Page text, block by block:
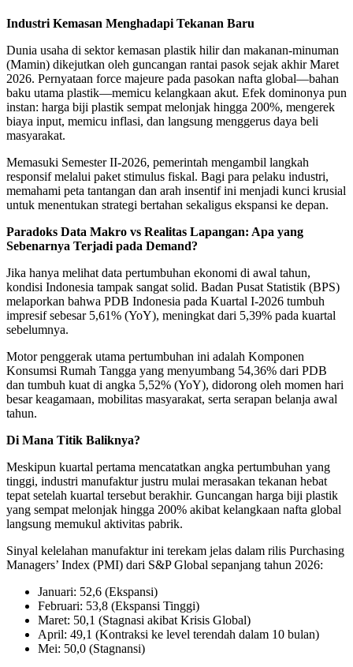
Industri Kemasan Menghadapi Tekanan Baru
Dunia usaha di sektor kemasan plastik hilir dan makanan-minuman
(Mamin) dikejutkan oleh guncangan rantai pasok sejak akhir Maret
2026. Pernyataan force majeure pada pasokan nafta global—bahan
baku utama plastik—memicu kelangkaan akut. Efek dominonya pun
instan: harga biji plastik sempat melonjak hingga 200%, mengerek
biaya input, memicu inflasi, dan langsung menggerus daya beli
masyarakat.
Memasuki Semester II-2026, pemerintah mengambil langkah
responsif melalui paket stimulus fiskal. Bagi para pelaku industri,
memahami peta tantangan dan arah insentif ini menjadi kunci krusial
untuk menentukan strategi bertahan sekaligus ekspansi ke depan.
Paradoks Data Makro vs Realitas Lapangan: Apa yang
Sebenarnya Terjadi pada Demand?
Jika hanya melihat data pertumbuhan ekonomi di awal tahun,
kondisi Indonesia tampak sangat solid. Badan Pusat Statistik (BPS)
melaporkan bahwa PDB Indonesia pada Kuartal I-2026 tumbuh
impresif sebesar 5,61% (YoY), meningkat dari 5,39% pada kuartal
sebelumnya.
Motor penggerak utama pertumbuhan ini adalah Komponen
Konsumsi Rumah Tangga yang menyumbang 54,36% dari PDB
dan tumbuh kuat di angka 5,52% (YoY), didorong oleh momen hari
besar keagamaan, mobilitas masyarakat, serta serapan belanja awal
tahun.
Di Mana Titik Baliknya?
Meskipun kuartal pertama mencatatkan angka pertumbuhan yang
tinggi, industri manufaktur justru mulai merasakan tekanan hebat
tepat setelah kuartal tersebut berakhir. Guncangan harga biji plastik
yang sempat melonjak hingga 200% akibat kelangkaan nafta global
langsung memukul aktivitas pabrik.
Sinyal kelelahan manufaktur ini terekam jelas dalam rilis Purchasing
Managers’ Index (PMI) dari S&P Global sepanjang tahun 2026:
Januari: 52,6 (Ekspansi)
Februari: 53,8 (Ekspansi Tinggi)
Maret: 50,1 (Stagnasi akibat Krisis Global)
April: 49,1 (Kontraksi ke level terendah dalam 10 bulan)
Mei: 50,0 (Stagnansi)